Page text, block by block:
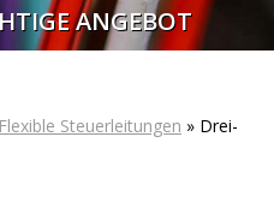
ANGEBOT
Flexible Steuerleitungen » Drei-